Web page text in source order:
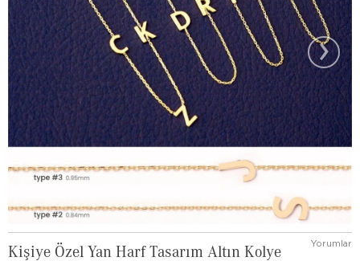
›
Kişiye Özel Yan Harf Tasarım Altın Kolye Yorumlar